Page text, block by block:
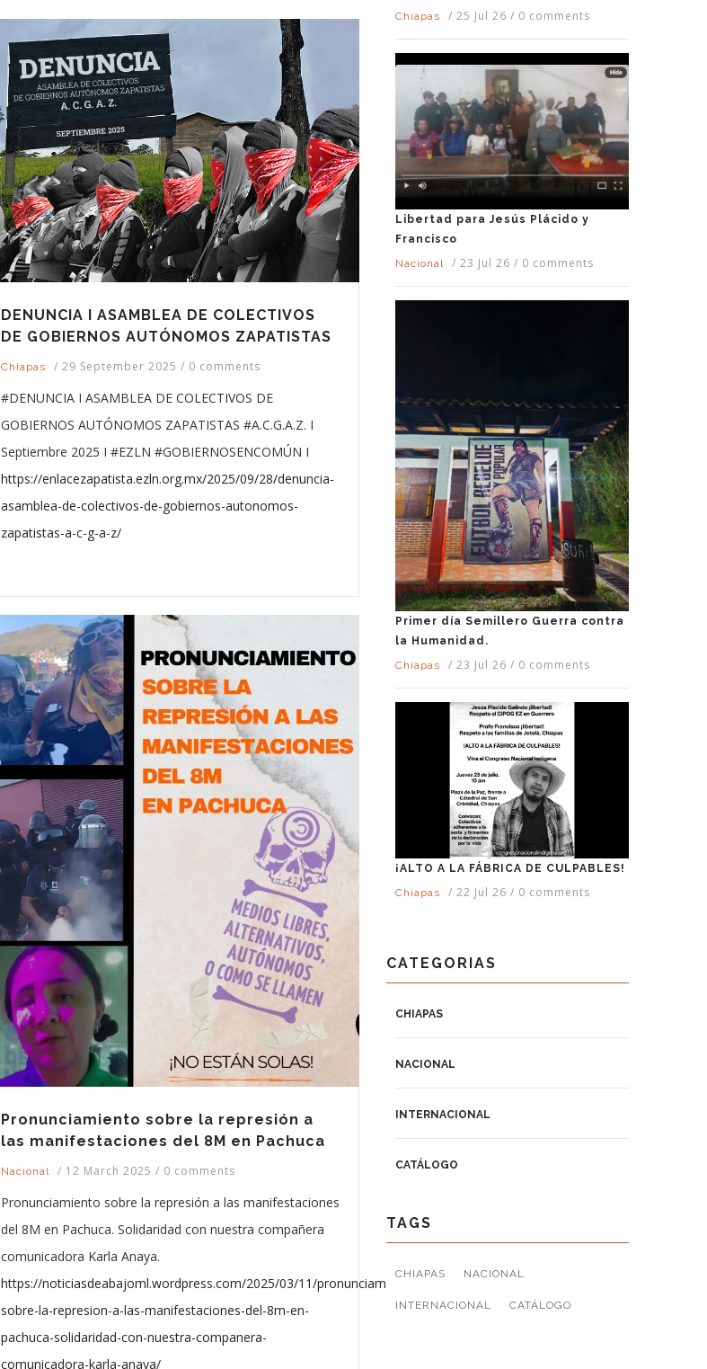
DENUNCIA I ASAMBLEA DE COLECTIVOS
DE GOBIERNOS AUTÓNOMOS ZAPATISTAS
Chiapas / 29 September 2025 / 0 comments
#DENUNCIA I ASAMBLEA DE COLECTIVOS DE
GOBIERNOS AUTÓNOMOS ZAPATISTAS #A.C.G.A.Z. I
Septiembre 2025 I #EZLN #GOBIERNOSENCOMÚN I
https://enlacezapatista.ezln.org.mx/2025/09/28/denuncia-
asamblea-de-colectivos-de-gobiernos-autonomos-
zapatistas-a-c-g-a-z/
Pronunciamiento sobre la represión a
las manifestaciones del 8M en Pachuca
Nacional / 12 March 2025 / 0 comments
Pronunciamiento sobre la represión a las manifestaciones
del 8M en Pachuca. Solidaridad con nuestra compañera
comunicadora Karla Anaya.
https://noticiasdeabajoml.wordpress.com/2025/03/11/pronunciamiento-
sobre-la-represion-a-las-manifestaciones-del-8m-en-
pachuca-solidaridad-con-nuestra-companera-
comunicadora-karla-anaya/
Chiapas
/ 25 Jul 26 / 0 comments
Libertad para Jesús Plácido y
Francisco
Nacional
/ 23 Jul 26 / 0 comments
Primer día Semillero Guerra contra
la Humanidad.
Chiapas
/ 23 Jul 26 / 0 comments
¡ALTO A LA FÁBRICA DE CULPABLES!
Chiapas
/ 22 Jul 26 / 0 comments
CATEGORIAS
CHIAPAS
NACIONAL
INTERNACIONAL
CATÁLOGO
TAGS
CHIAPAS NACIONAL
INTERNACIONAL CATÁLOGO